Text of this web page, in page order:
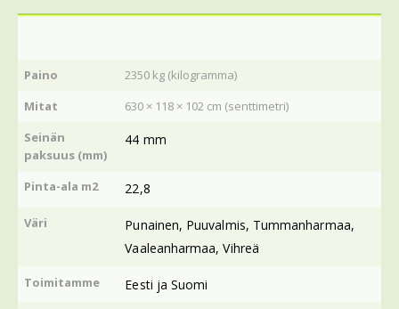
Paino
2350 kg (kilogramma)
Mitat
630 × 118 × 102 cm (senttimetri)
Seinän
paksuus (mm)
44 mm
Pinta-ala m2 22,8
Väri Punainen, Puuvalmis, Tummanharmaa,
Vaaleanharmaa,Vihreä
Toimitamme Eesti ja Suomi